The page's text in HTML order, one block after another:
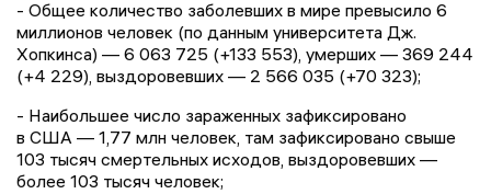
- Общее количество заболевших в мире превысило 6
миллионов человек (по данным университета Дж.
Хопкинса) — 6 063 725 (+133 553), умерших — 369 244
(+4 229), выздоровевших — 2 566 035 (+70 323);
- Наибольшее число зараженных зафиксировано
в США — 1,77 млн человек, там зафиксировано свыше
103 тысяч смертельных исходов, выздоровевших —
более 103 тысяч человек;